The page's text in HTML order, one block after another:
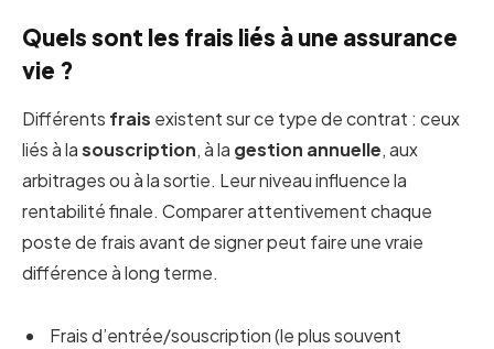
Quels sont les frais liés à une assurance
vie ?
Différents frais existent sur ce type de contrat : ceux
liés à lasouscription, à la gestion annuelle, aux
arbitrages ou à la sortie. Leur niveau influence la
rentabilité finale. Comparer attentivement chaque
poste de frais avant de signer peut faire une vraie
différence à long terme.
Frais d’entrée/souscription (le plus souvent